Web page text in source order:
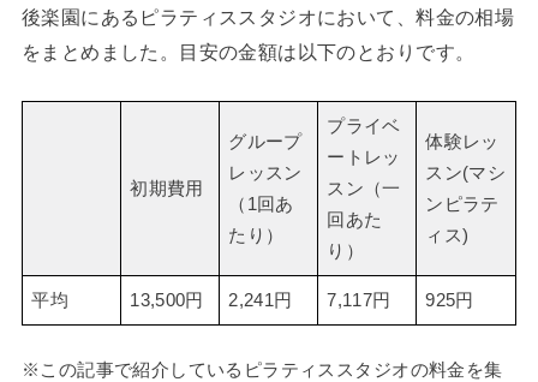
後楽園にあるピラティススタジオにおいて、料金の相場
をまとめました。目安の金額は以下のとおりです。
初期費用
グループ
レッスン
（1回あ
たり）
プライベ
ートレッ
スン（一
回あた
り）
体験レッ
スン(マシ
ンピラテ
ィス)
平均 13,500円 2,241円 7,117円 925円
※この記事で紹介しているピラティススタジオの料金を集